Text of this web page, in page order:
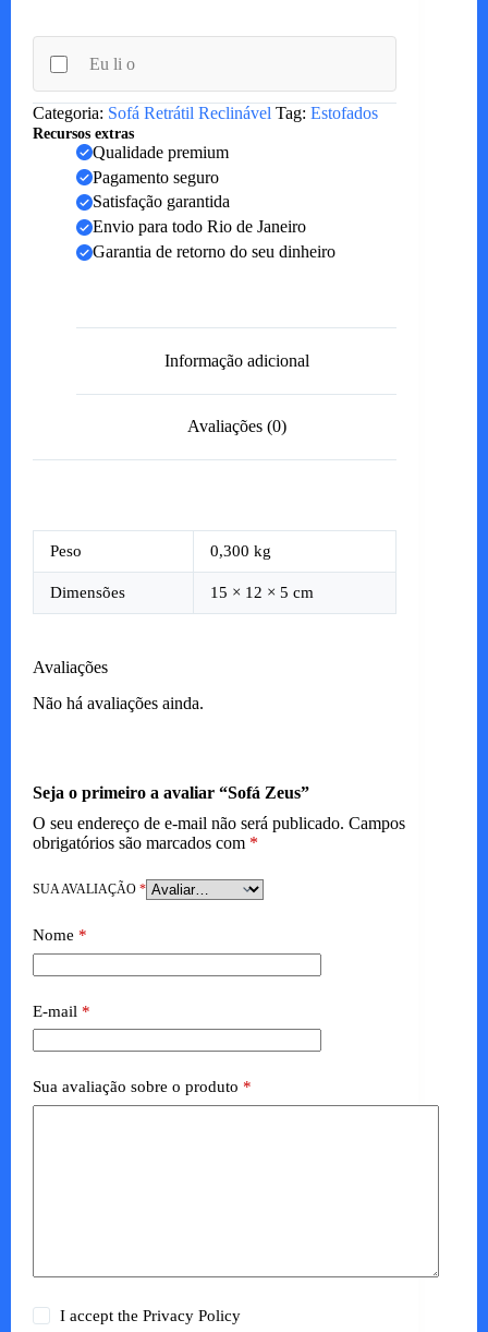
Eu li o
Categoria: Sofá Retrátil Reclinável Tag: Estofados
Recursos extras
Qualidade premium
Pagamento seguro
Satisfação garantida
Envio para todo Rio de Janeiro
Garantia de retorno do seu dinheiro
Informação adicional
Avaliações (0)
Peso 0,300 kg
Dimensões 15 × 12 × 5 cm
Avaliações
Não há avaliações ainda.
Seja o primeiro a avaliar “Sofá Zeus”
O seu endereço de e-mail não será publicado. Campos
obrigatórios são marcados com *
SUA AVALIAÇÃO *
Nome *
E-mail *
Sua avaliação sobre o produto *
I accept thePrivacy Policy